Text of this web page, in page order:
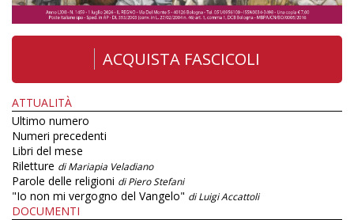
ACQUISTA FASCICOLI
ATTUALITÀ
Ultimo numero
Numeri precedenti
Libri del mese
Riletture di Mariapia Veladiano
Parole delle religioni di Piero Stefani
"Io non mi vergogno del Vangelo" di Luigi Accattoli
DOCUMENTI